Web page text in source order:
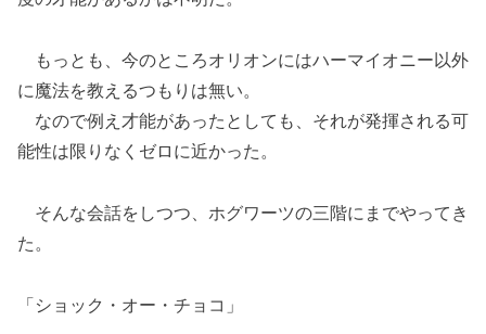
もっとも、今のところオリオンにはハーマイオニー以外
に魔法を教えるつもりは無い。
なので例え才能があったとしても、それが発揮される可
能性は限りなくゼロに近かった。
そんな会話をしつつ、ホグワーツの三階にまでやってき
た。
「ショック・オー・チョコ」